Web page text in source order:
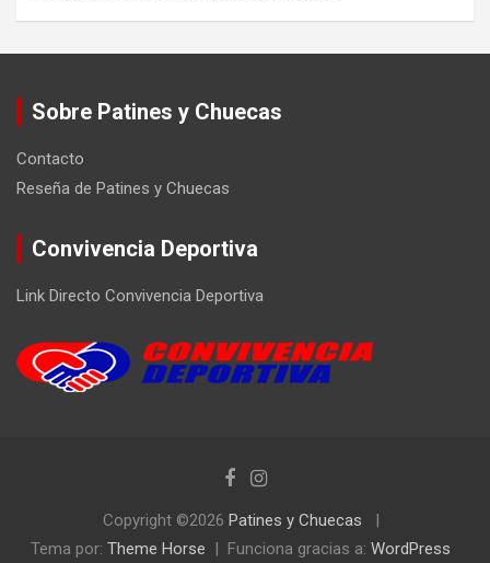
Sobre Patines y Chuecas
Contacto
Reseña de Patines y Chuecas
Convivencia Deportiva
Link Directo Convivencia Deportiva
Copyright ©2026 Patines y Chuecas
Tema por: Theme Horse Funciona gracias a: WordPress